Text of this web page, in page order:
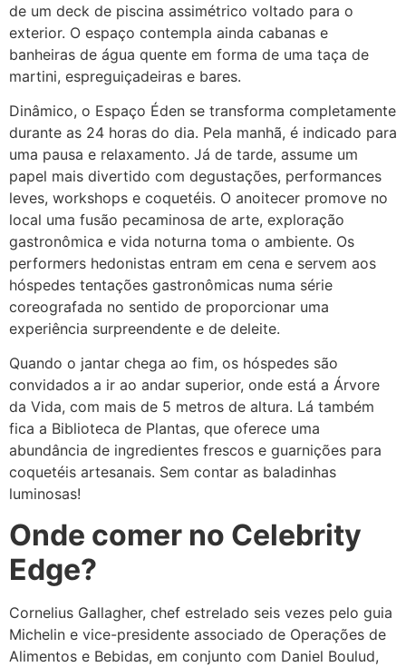
de um deck de piscina assimétrico voltado para o
exterior. O espaço contempla ainda cabanas e
banheiras de água quente em forma de uma taça de
martini, espreguiçadeiras e bares.
Dinâmico, o Espaço Éden se transforma completamente
durante as 24 horas do dia. Pela manhã, é indicado para
uma pausa e relaxamento. Já de tarde, assume um
papel mais divertido com degustações, performances
leves, workshops e coquetéis. O anoitecer promove no
local uma fusão pecaminosa de arte, exploração
gastronômica e vida noturna toma o ambiente. Os
performers hedonistas entram em cena e servem aos
hóspedes tentações gastronômicas numa série
coreografada no sentido de proporcionar uma
experiência surpreendente e de deleite.
Quando o jantar chega ao fim, os hóspedes são
convidados a ir ao andar superior, onde está a Árvore
da Vida, com mais de 5 metros de altura. Lá também
fica a Biblioteca de Plantas, que oferece uma
abundância de ingredientes frescos e guarnições para
coquetéis artesanais. Sem contar as baladinhas
luminosas!
Onde comer no Celebrity
Edge?
Cornelius Gallagher, chef estrelado seis vezes pelo guia
Michelin e vice-presidente associado de Operações de
Alimentos e Bebidas, em conjunto com Daniel Boulud,